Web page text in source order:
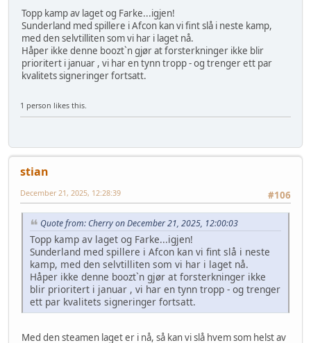
Topp kamp av laget og Farke...igjen!
Sunderland med spillere i Afcon kan vi fint slå i neste kamp,
med den selvtilliten som vi har i laget nå.
Håper ikke denne boozt`n gjør at forsterkninger ikke blir
prioritert i januar , vi har en tynn tropp - og trenger ett par
kvalitets signeringer fortsatt.
1 person likes this.
stian
#106
December 21, 2025, 12:28:39
Quote from: Cherry on December 21, 2025, 12:00:03
Topp kamp av laget og Farke...igjen!
Sunderland med spillere i Afcon kan vi fint slå i neste
kamp, med den selvtilliten som vi har i laget nå.
Håper ikke denne boozt`n gjør at forsterkninger ikke
blir prioritert i januar , vi har en tynn tropp - og trenger
ett par kvalitets signeringer fortsatt.
Med den steamen laget er i nå, så kan vi slå hvem som helst av